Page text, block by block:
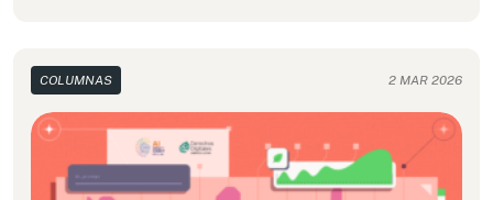
entrelazan con las dinámicas de violencia de
género, especialmente en escenarios de guerra y
conflicto armado.
COLUMNAS 2 MAR 2026